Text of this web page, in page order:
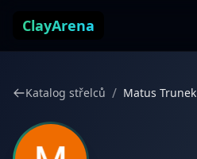
ClayArena
Katalog střelců / Matus Trunek